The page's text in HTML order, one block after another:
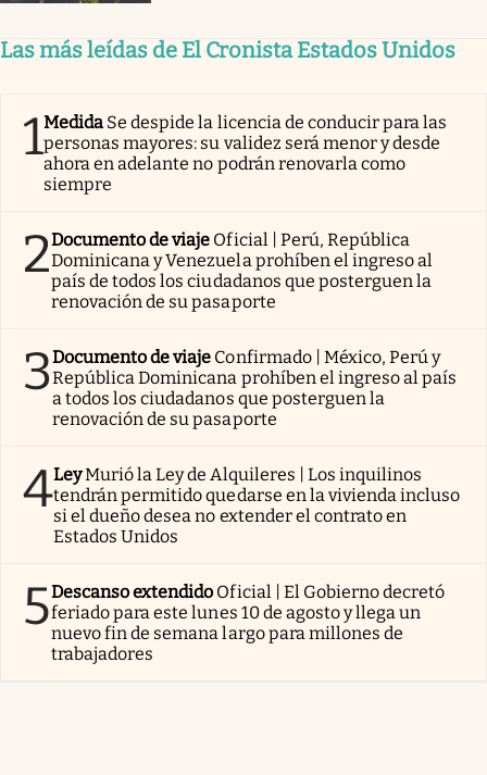
Las más leídas de El Cronista Estados Unidos
1Medida Se despide la licencia de conducir para las
personas mayores: su validez será menor y desde
ahora en adelante no podrán renovarla como
siempre
2Documento de viaje Oficial | Perú, República
Dominicana y Venezuela prohíben el ingreso al
país de todos los ciudadanos que posterguen la
renovación de su pasaporte
3Documento de viaje Confirmado | México, Perú y
República Dominicana prohíben el ingreso al país
a todos los ciudadanos que posterguen la
renovación de su pasaporte
4LeyMurió la Ley de Alquileres | Los inquilinos
tendrán permitido quedarse en la vivienda incluso
si el dueño desea no extender el contrato en
Estados Unidos
5Descanso extendido Oficial | El Gobierno decretó
feriado para este lunes 10 de agosto y llega un
nuevo fin de semana largo para millones de
trabajadores